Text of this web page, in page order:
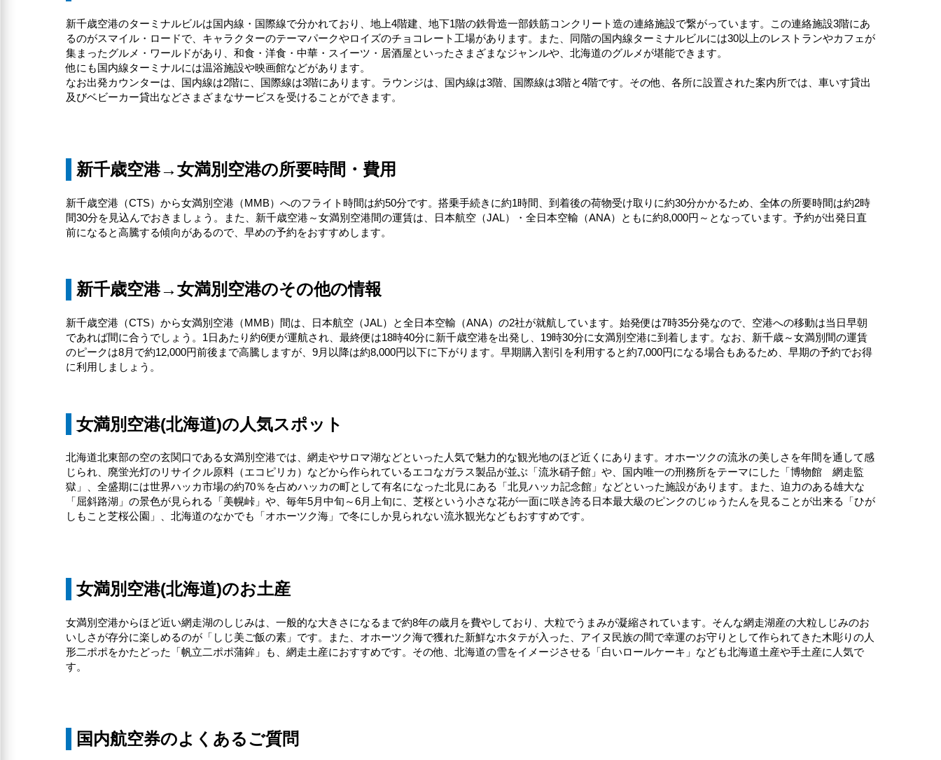
新千歳空港のターミナルビルは国内線・国際線で分かれており、地上4階建、地下1階の鉄骨造一部鉄筋コンクリート造の連絡施設で繋がっています。この連絡施設3階にあ
るのがスマイル・ロードで、キャラクターのテーマパークやロイズのチョコレート工場があります。また、同階の国内線ターミナルビルには30以上のレストランやカフェが
集まったグルメ・ワールドがあり、和食・洋食・中華・スイーツ・居酒屋といったさまざまなジャンルや、北海道のグルメが堪能できます。
他にも国内線ターミナルには温浴施設や映画館などがあります。
なお出発カウンターは、国内線は2階に、国際線は3階にあります。ラウンジは、国内線は3階、国際線は3階と4階です。その他、各所に設置された案内所では、車いす貸出
及びベビーカー貸出などさまざまなサービスを受けることができます。
新千歳空港→女満別空港の所要時間・費用
新千歳空港（CTS）から女満別空港（MMB）へのフライト時間は約50分です。搭乗手続きに約1時間、到着後の荷物受け取りに約30分かかるため、全体の所要時間は約2時
間30分を見込んでおきましょう。また、新千歳空港～女満別空港間の運賃は、日本航空（JAL）・全日本空輸（ANA）ともに約8,000円～となっています。予約が出発日直
前になると高騰する傾向があるので、早めの予約をおすすめします。
新千歳空港→女満別空港のその他の情報
新千歳空港（CTS）から女満別空港（MMB）間は、日本航空（JAL）と全日本空輸（ANA）の2社が就航しています。始発便は7時35分発なので、空港への移動は当日早朝
であれば間に合うでしょう。1日あたり約6便が運航され、最終便は18時40分に新千歳空港を出発し、19時30分に女満別空港に到着します。なお、新千歳～女満別間の運賃
のピークは8月で約12,000円前後まで高騰しますが、9月以降は約8,000円以下に下がります。早期購入割引を利用すると約7,000円になる場合もあるため、早期の予約でお得
に利用しましょう。
女満別空港(北海道)の人気スポット
北海道北東部の空の玄関口である女満別空港では、網走やサロマ湖などといった人気で魅力的な観光地のほど近くにあります。オホーツクの流氷の美しさを年間を通して感
じられ、廃蛍光灯のリサイクル原料（エコピリカ）などから作られているエコなガラス製品が並ぶ「流氷硝子館」や、国内唯一の刑務所をテーマにした「博物館 網走監
獄」、全盛期には世界ハッカ市場の約70％を占めハッカの町として有名になった北見にある「北見ハッカ記念館」などといった施設があります。また、迫力のある雄大な
「屈斜路湖」の景色が見られる「美幌峠」や、毎年5月中旬～6月上旬に、芝桜という小さな花が一面に咲き誇る日本最大級のピンクのじゅうたんを見ることが出来る「ひが
しもこと芝桜公園」、北海道のなかでも「オホーツク海」で冬にしか見られない流氷観光などもおすすめです。
女満別空港(北海道)のお土産
女満別空港からほど近い網走湖のしじみは、一般的な大きさになるまで約8年の歳月を費やしており、大粒でうまみが凝縮されています。そんな網走湖産の大粒しじみのお
いしさが存分に楽しめるのが「しじ美ご飯の素」です。また、オホーツク海で獲れた新鮮なホタテが入った、アイヌ民族の間で幸運のお守りとして作られてきた木彫りの人
形二ポポをかたどった「帆立二ポポ蒲鉾」も、網走土産におすすめです。その他、北海道の雪をイメージさせる「白いロールケーキ」なども北海道土産や手土産に人気で
す。
国内航空券のよくあるご質問